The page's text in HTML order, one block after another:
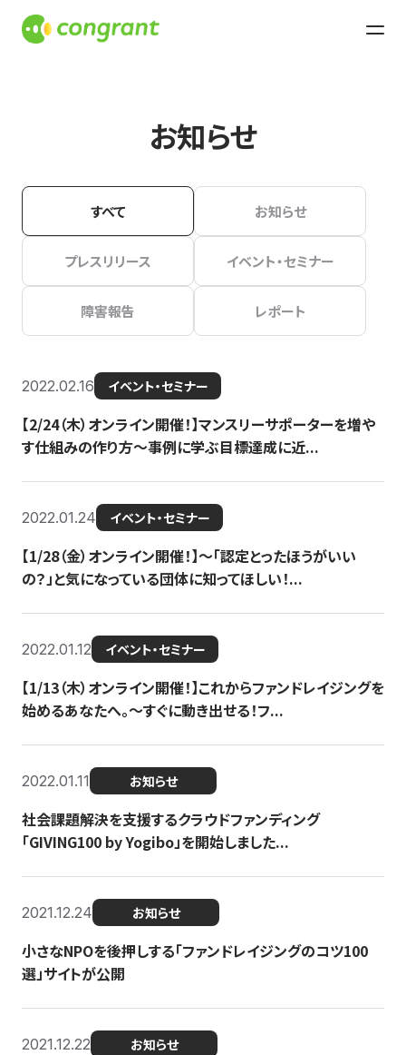
お知らせ
すべて お知らせ
プレスリリース イベント・セミナー
障害報告 レポート
2022.02.16 イベント・セミナー
【2/24（木）オンライン開催！】マンスリーサポーターを増や
す仕組みの作り方〜事例に学ぶ目標達成に近...
2022.01.24 イベント・セミナー
【1/28（金）オンライン開催！】〜「認定とったほうがいい
の？」と気になっている団体に知ってほしい！...
2022.01.12 イベント・セミナー
【1/13（木）オンライン開催！】これからファンドレイジングを
始めるあなたへ。〜すぐに動き出せる！フ...
2022.01.11 お知らせ
社会課題解決を支援するクラウドファンディング
「GIVING100 by Yogibo」を開始しました...
2021.12.24 お知らせ
小さなNPOを後押しする「ファンドレイジングのコツ100
選」サイトが公開
2021.12.22 お知らせ